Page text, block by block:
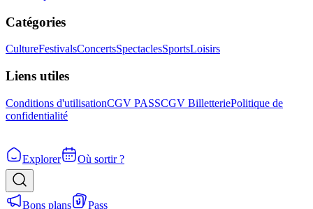
Catégories
CultureFestivalsConcertsSpectaclesSportsLoisirs
Liens utiles
Conditions d'utilisationCGV PASSCGV BilletteriePolitique de
confidentialité
Explorer Où sortir ?
Bons plans Pass